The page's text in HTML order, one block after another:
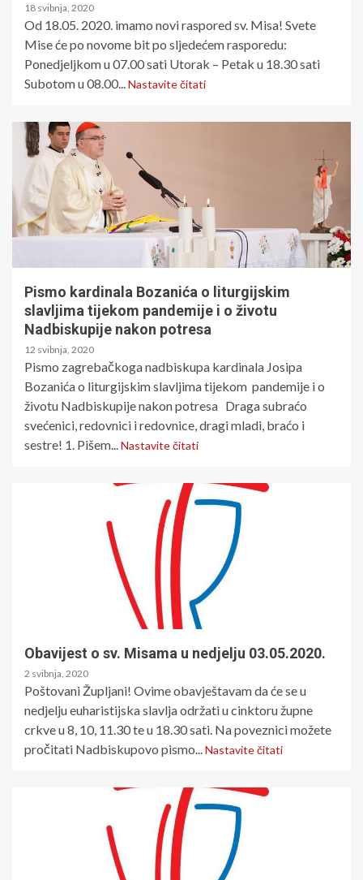
18 svibnja, 2020
Od 18.05. 2020. imamo novi raspored sv. Misa! Svete
Mise će po novome bit po sljedećem rasporedu:
Ponedjeljkom u 07.00 sati Utorak – Petak u 18.30 sati
Subotom u 08.00...Nastavite čitati
Pismo kardinala Bozanića o liturgijskim
slavljima tijekom pandemije i o životu
Nadbiskupije nakon potresa
12 svibnja, 2020
Pismo zagrebačkoga nadbiskupa kardinala Josipa
Bozanića o liturgijskim slavljima tijekom pandemije i o
životu Nadbiskupije nakon potresa Draga subraćo
svećenici, redovnici i redovnice, dragi mladi, braćo i
sestre! 1. Pišem...Nastavite čitati
Obavijest o sv. Misama u nedjelju 03.05.2020.
2 svibnja, 2020
Poštovani Župljani! Ovime obavještavam da će se u
nedjelju euharistijska slavlja održati u cinktoru župne
crkve u 8, 10, 11.30 te u 18.30 sati. Na poveznici možete
pročitati Nadbiskupovo pismo...Nastavite čitati